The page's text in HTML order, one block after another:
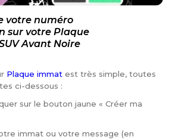
votre numéro
sur votre Plaque
Avant Noire
Plaque immat est très simple, toutes
ci-dessous :
sur le bouton jaune « Créer ma
immat ou votre message (en